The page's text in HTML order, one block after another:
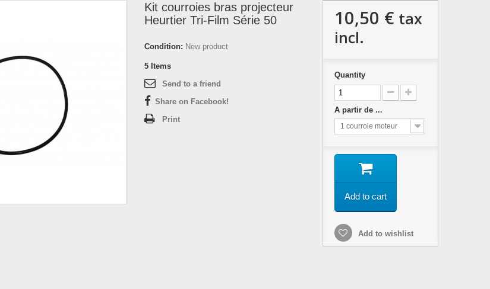
Kit courroies bras projecteur
Heurtier Tri-Film Série 50
Condition: New product
5 Items
Send to a friend
Share on Facebook!
Print
10,50 € tax
incl.
Quantity
A partir de ...
1 courroie moteur
Add to cart
Add to wishlist